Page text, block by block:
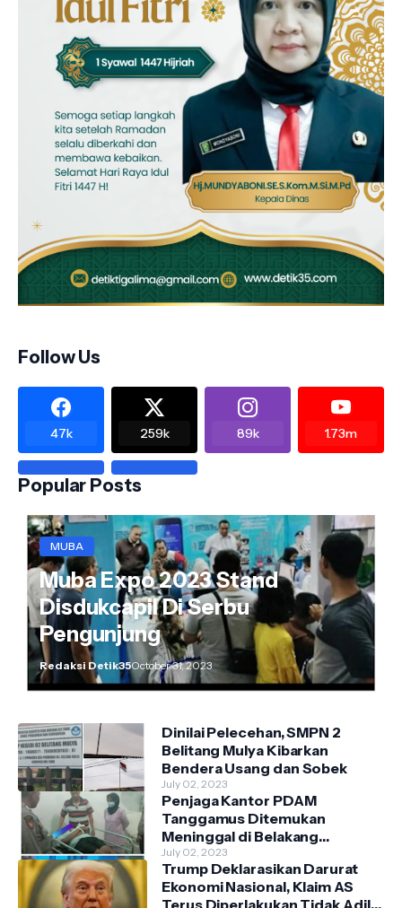
Follow Us
47k 259k 89k 1.73m
Popular Posts
MUBA
Muba Expo 2023 Stand
Disdukcapil Di Serbu
Pengunjung
Redaksi Detik35October 31, 2023
Dinilai Pelecehan, SMPN 2
Belitang Mulya Kibarkan
Bendera Usang dan Sobek
July 02, 2023
Penjaga Kantor PDAM
Tanggamus Ditemukan
Meninggal di Belakang
Kantornya.
July 02, 2023
Trump Deklarasikan Darurat
Ekonomi Nasional, Klaim AS
Terus Diperlakukan Tidak Adil